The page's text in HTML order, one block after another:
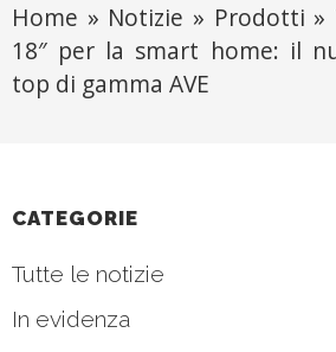
Home » Notizie » Prodotti »
18″ per la smart home: il
top di gamma AVE
CATEGORIE
Tutte le notizie
In evidenza